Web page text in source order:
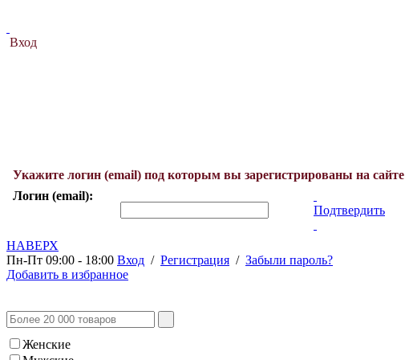
Вход
Укажите логин (email) под которым вы зарегистрированы на сайте
Логин (email):
Подтвердить
НАВЕРХ
Пн-Пт 09:00 - 18:00 Вход / Регистрация / Забыли пароль?
Добавить в избранное
Женские